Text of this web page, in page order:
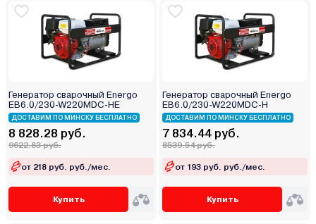
Генератор сварочный Energo
EB6.0/230-W220MDC-HE
ДОСТАВИМ ПО МИНСКУ БЕСПЛАТНО
8 828.28 руб.
9622.83 руб.
от 218 руб. руб./мес.
Купить
Генератор сварочный Energo
EB6.0/230-W220MDC-H
ДОСТАВИМ ПО МИНСКУ БЕСПЛАТНО
7 834.44 руб.
8539.54 руб.
от 193 руб. руб./мес.
Купить